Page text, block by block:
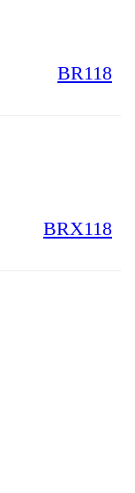
BR118
BRX118